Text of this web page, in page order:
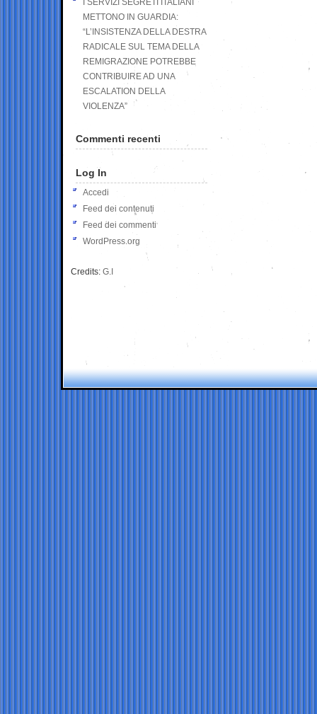
I SERVIZI SEGRETI ITALIANI
METTONO IN GUARDIA:
“L’INSISTENZA DELLA DESTRA
RADICALE SUL TEMA DELLA
REMIGRAZIONE POTREBBE
CONTRIBUIRE AD UNA
ESCALATION DELLA
VIOLENZA”
Commenti recenti
Log In
Accedi
Feed dei contenuti
Feed dei commenti
WordPress.org
Credits: G.I